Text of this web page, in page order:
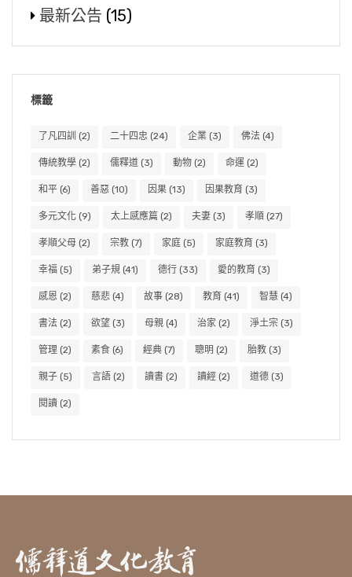
最新公告 (15)
標籤
了凡四訓 (2) 二十四忠 (24) 企業 (3) 佛法 (4)
傳統教學 (2) 儒釋道 (3) 動物 (2) 命運 (2)
和平 (6) 善惡 (10) 因果 (13) 因果教育 (3)
多元文化 (9) 太上感應篇 (2) 夫妻 (3) 孝順 (27)
孝順父母 (2) 宗教 (7) 家庭 (5) 家庭教育 (3)
幸福 (5) 弟子規 (41) 德行 (33) 愛的教育 (3)
感恩 (2) 慈悲 (4) 故事 (28) 教育 (41) 智慧 (4)
書法 (2) 欲望 (3) 母親 (4) 治家 (2) 淨土宗 (3)
管理 (2) 素食 (6) 經典 (7) 聰明 (2) 胎教 (3)
親子 (5) 言語 (2) 讀書 (2) 讀經 (2) 道德 (3)
閱讀 (2)